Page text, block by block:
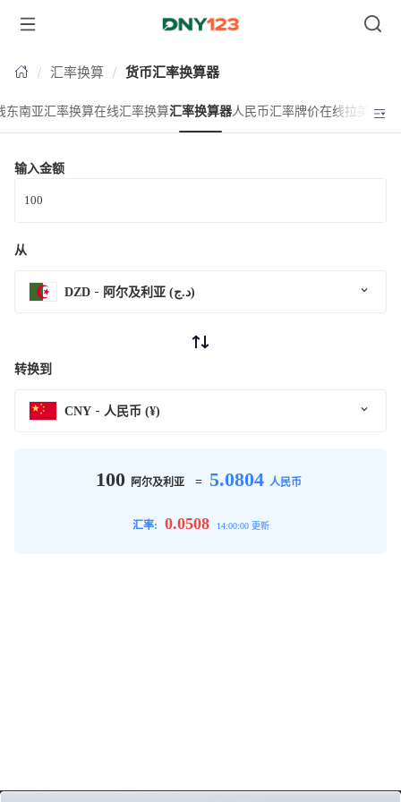
台湾
汇率换算 货币汇率换算器
东南亚汇率换算在线汇率换算汇率换算器人民币汇率牌价在线拉美汇率
输入金额
从
DZD 阿尔及利亚 (د.ج)
转换到
CNY 人民币 (¥)
100 阿尔及利亚 = 5.0804 人民币
汇率: 0.0508 14:00:00 更新